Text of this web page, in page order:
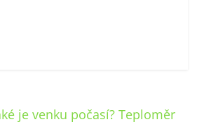
je venku počasí? Teploměr